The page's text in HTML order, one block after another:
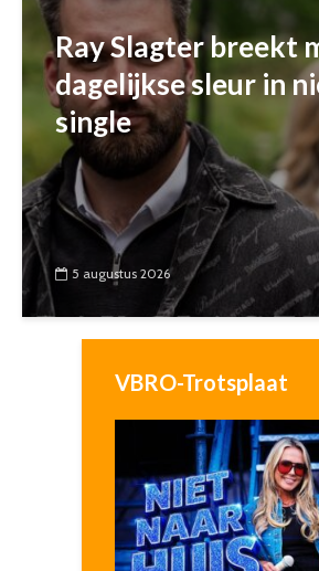
Ray Slagter breekt
dagelijkse sleur in
single
5 augustus 2026
VBRO-Trotsplaat